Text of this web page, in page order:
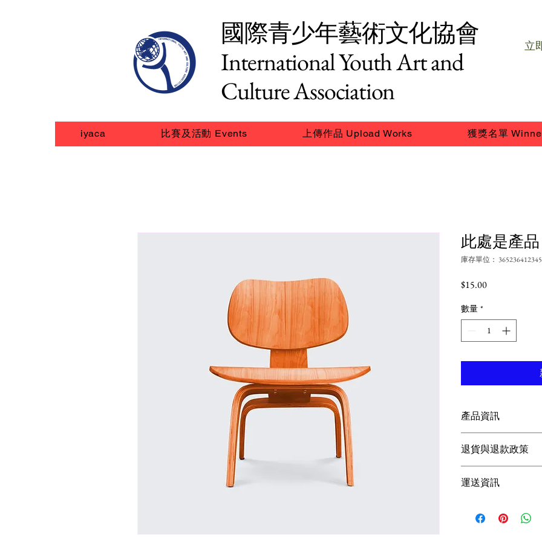
國際青少年藝術文化協會
International Youth Art and
Culture Association
立
iyaca 比賽及活動 Events 上傳作品 Upload Works 獲獎名單
此處是產品
庫存單位：
$15.00價
數量 *
產品資訊
寸、材料、保固和清
品的獨特之處，以及
能在購買之前清楚了
客有信心和决心購買
退貨與退款政策
產品。撰寫政策時，
運送資訊
的資訊。撰寫政策